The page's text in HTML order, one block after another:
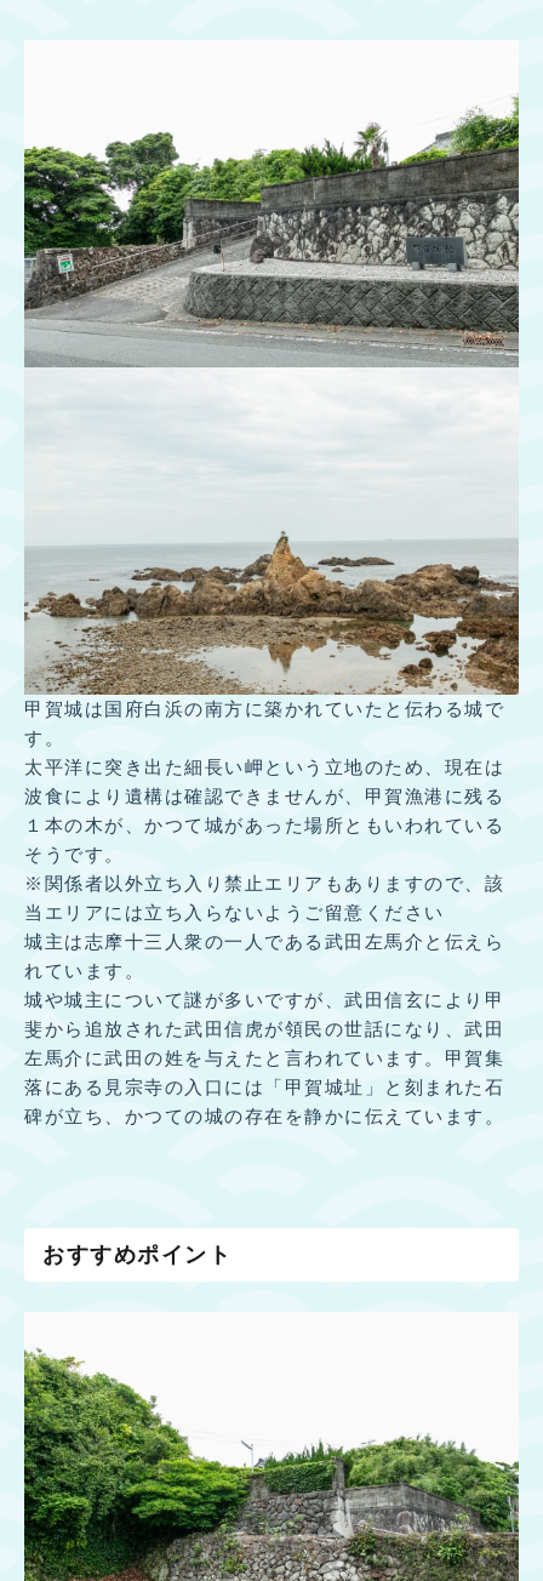
甲賀城は国府白浜の南方に築かれていたと伝わる城で
す。
太平洋に突き出た細長い岬という立地のため、現在は
波食により遺構は確認できませんが、甲賀漁港に残る
１本の木が、かつて城があった場所ともいわれている
そうです。
※関係者以外立ち入り禁止エリアもありますので、該
当エリアには立ち入らないようご留意ください
城主は志摩十三人衆の一人である武田左馬介と伝えら
れています。
城や城主について謎が多いですが、武田信玄により甲
斐から追放された武田信虎が領民の世話になり、武田
左馬介に武田の姓を与えたと言われています。甲賀集
落にある見宗寺の入口には「甲賀城址」と刻まれた石
碑が立ち、かつての城の存在を静かに伝えています。
おすすめポイント